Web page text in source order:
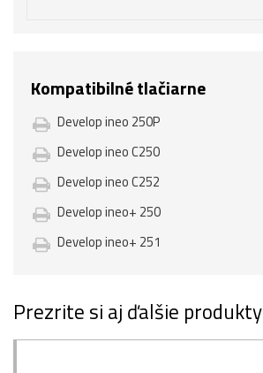
Kompatibilné tlačiarne
Develop ineo 250P
Develop ineo C250
Develop ineo C252
Develop ineo+ 250
Develop ineo+ 251
Prezrite si aj ďalšie produkty